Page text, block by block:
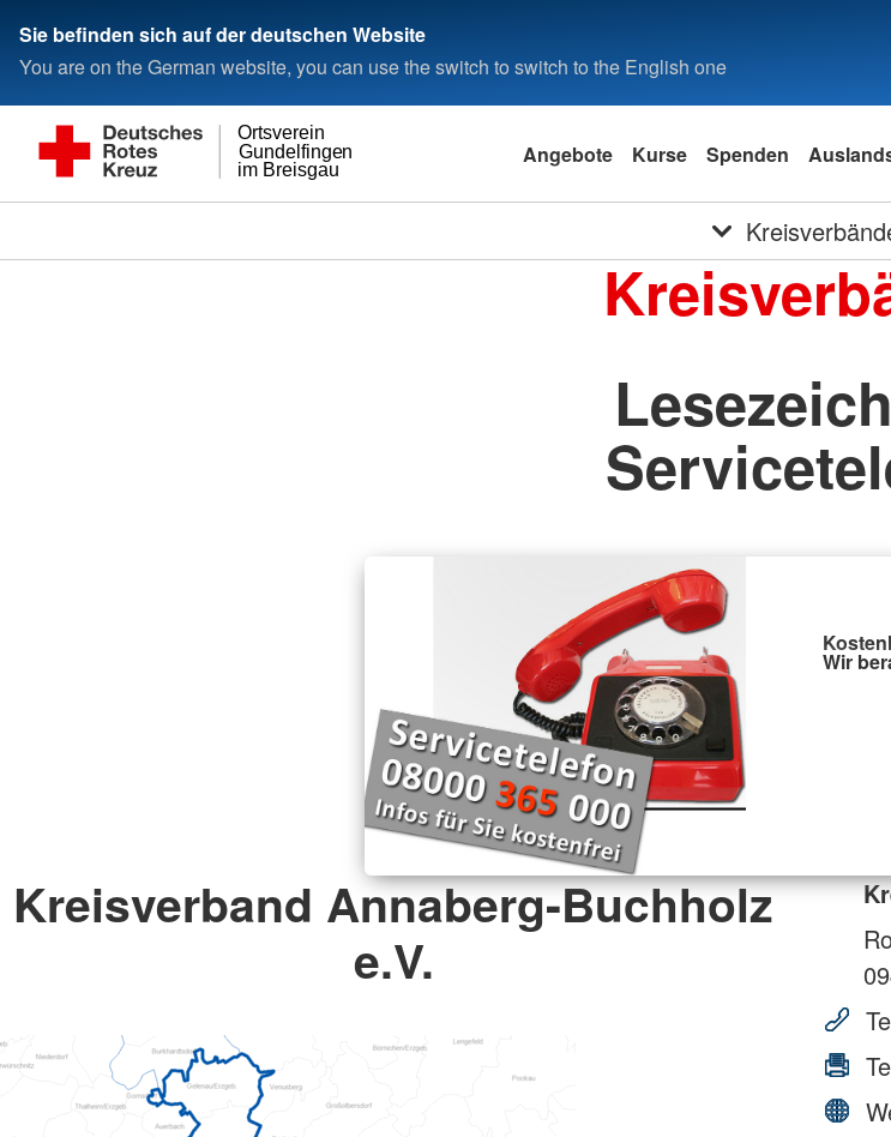
Sie befinden sich auf der deutschen Website
You are on the German website, you can use the switch to switch to the English one
im Breisgau
Gundelfingen
Ortsverein
Angebote Kurse Spenden
Wir
Kreisverband Annaberg-Buchholz
e.V.